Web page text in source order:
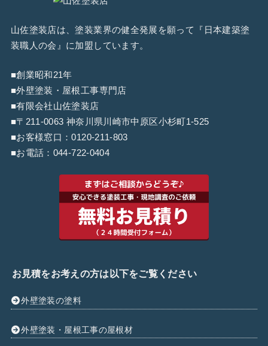
山佐塗装店は、塗装業界の健全発展を願って『 日本建築塗
装職人の会 』に加盟しています。
■創業昭和21年
■外壁塗装・屋根工事専門店
■有限会社山佐塗装店
■〒211-0063 神奈川県川崎市中原区小杉町1-525
■お客様窓口：0120-211-803
■お電話： 044-722-0404
お見積をお考えの方は以下をご覧ください
外壁塗装の塗料
外壁塗装・屋根工事の屋根材